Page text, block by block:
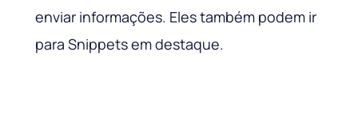
enviar informações. Eles também podem ir
para Snippets em destaque.